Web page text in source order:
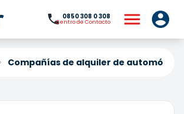
0850 308 0 308
Centro de Contacto
Compañías de alquiler de automóviles